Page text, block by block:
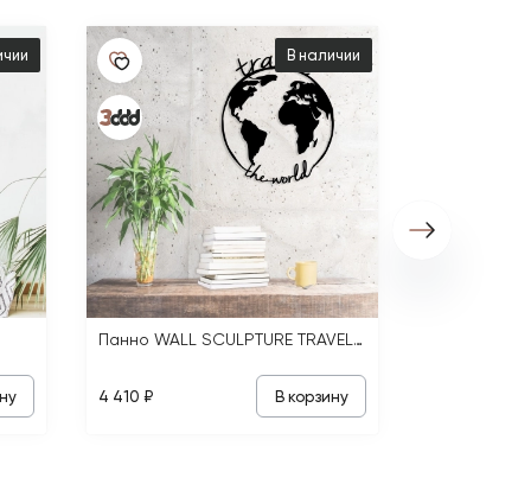
В наличии
Панно WALL SCULPTURE TRAVEL THE WORLD
4 410 ₽ В корзину